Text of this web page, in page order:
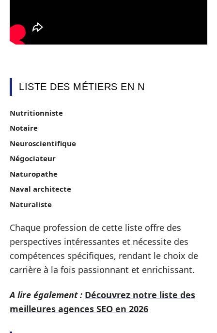
LISTE DES MÉTIERS EN N
Nutritionniste
Notaire
Neuroscientifique
Négociateur
Naturopathe
Naval architecte
Naturaliste
Chaque profession de cette liste offre des
perspectives intéressantes et nécessite des
compétences spécifiques, rendant le choix de
carrière à la fois passionnant et enrichissant.
A lire également : Découvrez notre liste des
meilleures agences SEO en 2026